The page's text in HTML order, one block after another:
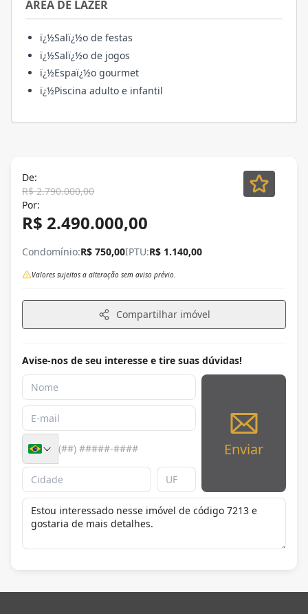
ÁREA DE LAZER
ï¿½Salï¿½o de festas
ï¿½Salï¿½o de jogos
ï¿½Espaï¿½o gourmet
ï¿½Piscina adulto e infantil
De:
R$ 2.790.000,00
Por:
R$ 2.490.000,00
Condomínio:R$ 750,00IPTU:R$ 1.140,00
Valores sujeitos a alteração sem aviso prévio.
Compartilhar imóvel
Avise-nos de seu interesse e tire suas dúvidas!
Enviar